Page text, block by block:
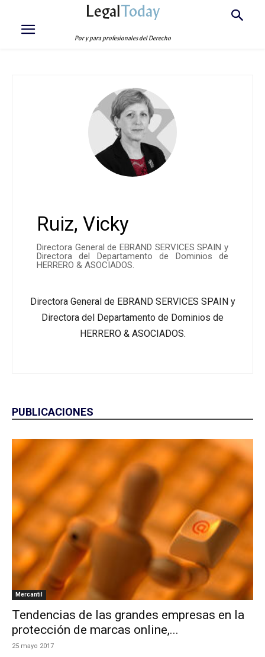
LegalToday
Por y para profesionales del Derecho
Ruiz, Vicky
Directora General de EBRAND SERVICES SPAIN y
Directora del Departamento de Dominios de
HERRERO & ASOCIADOS.
Directora General de EBRAND SERVICES SPAIN y
Directora del Departamento de Dominios de
HERRERO & ASOCIADOS.
PUBLICACIONES
Mercantil
Tendencias de las grandes empresas en la
protección de marcas online,...
25 mayo 2017